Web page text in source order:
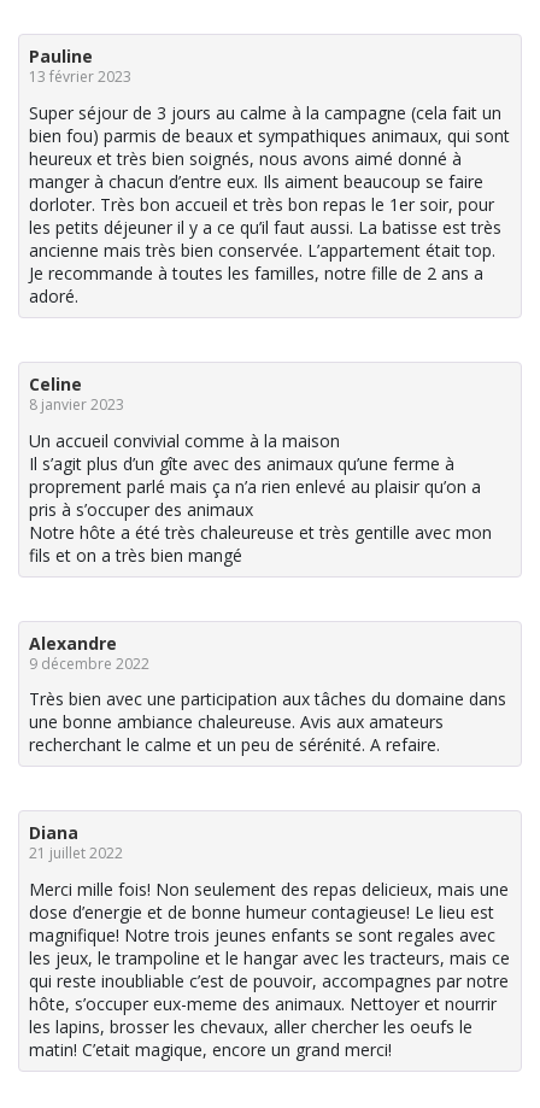
Pauline
13 février 2023
Super séjour de 3 jours au calme à la campagne (cela fait un
bien fou) parmis de beaux et sympathiques animaux, qui sont
heureux et très bien soignés, nous avons aimé donné à
manger à chacun d’entre eux. Ils aiment beaucoup se faire
dorloter. Très bon accueil et très bon repas le 1er soir, pour
les petits déjeuner il y a ce qu’il faut aussi. La batisse est très
ancienne mais très bien conservée. L’appartement était top.
Je recommande à toutes les familles, notre fille de 2 ans a
adoré.
Celine
8 janvier 2023
Un accueil convivial comme à la maison
Il s’agit plus d’un gîte avec des animaux qu’une ferme à
proprement parlé mais ça n’a rien enlevé au plaisir qu’on a
pris à s’occuper des animaux
Notre hôte a été très chaleureuse et très gentille avec mon
fils et on a très bien mangé
Alexandre
9 décembre 2022
Très bien avec une participation aux tâches du domaine dans
une bonne ambiance chaleureuse. Avis aux amateurs
recherchant le calme et un peu de sérénité. A refaire.
Diana
21 juillet 2022
Merci mille fois! Non seulement des repas delicieux, mais une
dose d’energie et de bonne humeur contagieuse! Le lieu est
magnifique! Notre trois jeunes enfants se sont regales avec
les jeux, le trampoline et le hangar avec les tracteurs, mais ce
qui reste inoubliable c’est de pouvoir, accompagnes par notre
hôte, s’occuper eux-meme des animaux. Nettoyer et nourrir
les lapins, brosser les chevaux, aller chercher les oeufs le
matin! C’etait magique, encore un grand merci!